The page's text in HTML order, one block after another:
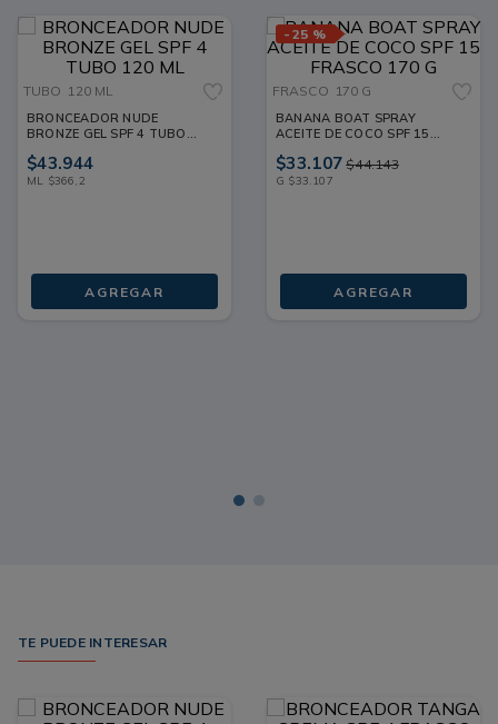
TUBO 120 ML
BRONCEADOR NUDE
BRONZE GEL SPF 4 TUBO
$43.944
ML $366,2
AGREGAR
- 25 %
FRASCO 170 G
BANANA BOAT SPRAY
ACEITE DE COCO SPF 15
$33.107 $44.143
G $33.107
AGREGAR
TE PUEDE INTERESAR